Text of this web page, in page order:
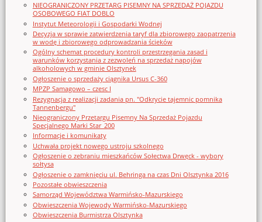
NIEOGRANICZONY PRZETARG PISEMNY NA SPRZEDAŻ POJAZDU
OSOBOWEGO FIAT DOBLO
Instytut Meteorologii i Gospodarki Wodnej
Decyzja w sprawie zatwierdzenia taryf dla zbiorowego zaopatrzenia
w wodę i zbiorowego odprowadzania ścieków
Ogólny schemat procedury kontroli przestrzegania zasad i
warunków korzystania z zezwoleń na sprzedaż napojów
alkoholowych w gminie Olsztynek
Ogłoszenie o sprzedaży ciągnika Ursus C-360
MPZP Samagowo – czesc I
Rezygnacja z realizacji zadania pn. "Odkrycie tajemnic pomnika
Tannenbergu"
Nieograniczony Przetargu Pisemny Na Sprzedaż Pojazdu
Specjalnego Marki Star_200
Informacje i komunikaty
Uchwała projekt nowego ustroju szkolnego
Ogłoszenie o zebraniu mieszkańców Sołectwa Drwęck - wybory
sołtysa
Ogłoszenie o zamknięciu ul. Behringa na czas Dni Olsztynka 2016
Pozostałe obwieszczenia
Samorząd Województwa Warmińsko-Mazurskiego
Obwieszczenia Wojewody Warmińsko-Mazurskiego
Obwieszczenia Burmistrza Olsztynka